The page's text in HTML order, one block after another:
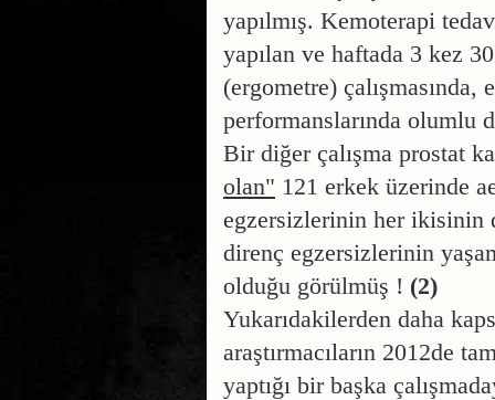
yapılmış. Kemoterapi
yapılan ve haftada 3 kez
(ergometre) çalışmasında, e
performanslarında olumlu
Bir diğer çalışma prostat
olan" 121 erkek üzerinde
egzersizlerinin her ikisinin
direnç egzersizlerinin
olduğu görülmüş ! (2)
Yukarıdakilerden daha
araştırmacıların 2012de
yaptığı bir başka